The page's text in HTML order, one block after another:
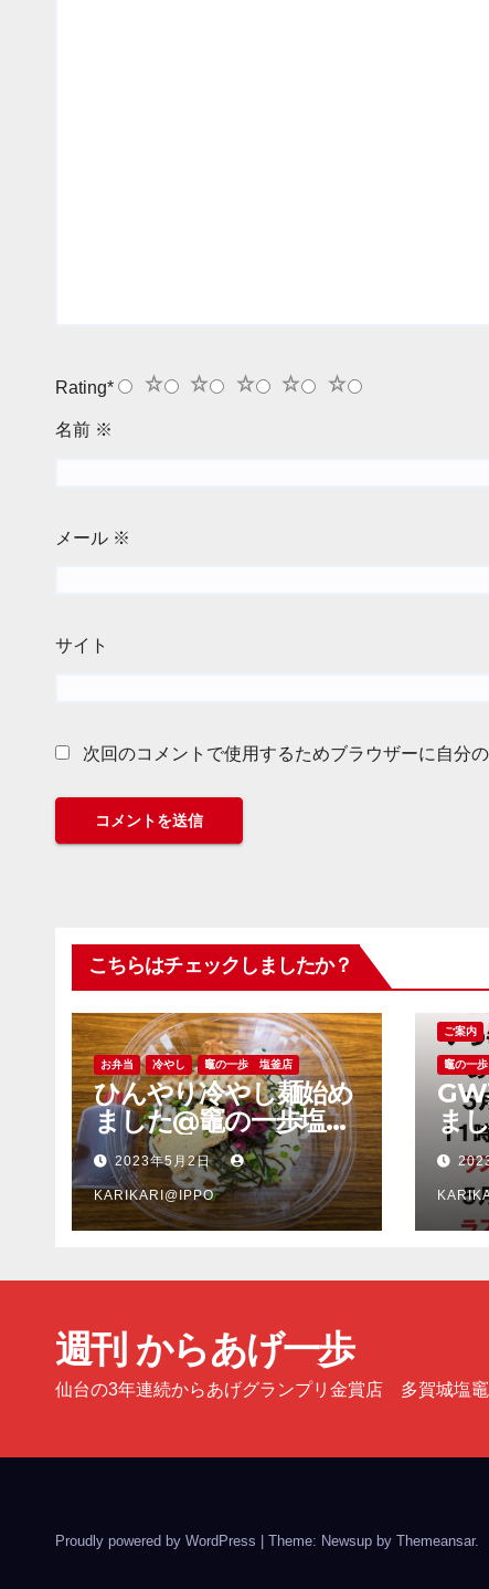
Rating* 5
4
3
2
1
名前 ※
メール ※
サイト
次回のコメントで使用するためブラウザーに自分
こちらはチェックしましたか？
お弁当 冷やし 竈の一歩 塩釜店
ひんやり冷やし麺始め
ました@竈の一歩塩釜
店2023年5月2日
KARIKARI@IPPO
ご案内
竈の一
GW
ま
多
塩
週刊 からあげ一歩
仙台の3年連続からあげグランプリ金賞店 多賀城塩
Proudly powered by WordPress | Theme: Newsup by Themeansar.